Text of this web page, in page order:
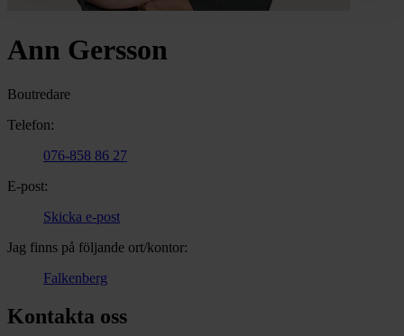
Ann Gersson
Boutredare
Telefon:
076-858 86 27
E-post:
Skicka e-post
Jag finns på följande ort/kontor:
Falkenberg
Kontakta oss